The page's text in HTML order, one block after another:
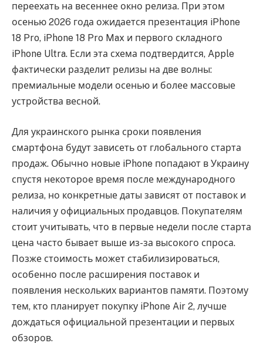
переехать на весеннее окно релиза. При этом
осенью 2026 года ожидается презентация iPhone
18 Pro, iPhone 18 Pro Max и первого складного
iPhone Ultra. Если эта схема подтвердится, Apple
фактически разделит релизы на две волны:
премиальные модели осенью и более массовые
устройства весной.
Для украинского рынка сроки появления
смартфона будут зависеть от глобального старта
продаж. Обычно новые iPhone попадают в Украину
спустя некоторое время после международного
релиза, но конкретные даты зависят от поставок и
наличия у официальных продавцов. Покупателям
стоит учитывать, что в первые недели после старта
цена часто бывает выше из-за высокого спроса.
Позже стоимость может стабилизироваться,
особенно после расширения поставок и
появления нескольких вариантов памяти. Поэтому
тем, кто планирует покупку iPhone Air 2, лучше
дождаться официальной презентации и первых
обзоров.